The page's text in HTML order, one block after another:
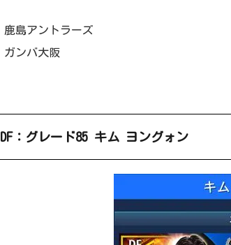
鹿島アントラーズ
ガンバ大阪
DF：グレード85 キム ヨングォン